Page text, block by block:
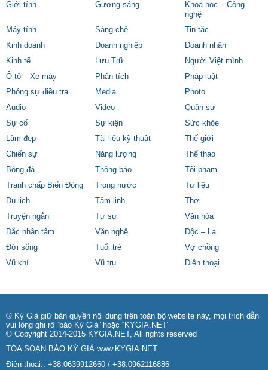
Giới tính
Gương sáng
Khoa học – Công
nghệ
Máy tính
Sáng chế
Tin tặc
Kinh doanh
Doanh nghiệp
Doanh nhân
Kinh tế
Lưu Trữ
Người Việt mình
Ô tô – Xe máy
Phân tích
Pháp luật
Phóng sự điều tra
Media
Photo
Audio
Video
Quân sự
Sự cố
Sự kiện
Sức khỏe
Làm đẹp
Tài liệu kỹ thuật
Thế giới
Chiến sự
Năng lượng
Thể thao
Bóng đá
Thông báo
Tội phạm
Tranh chấp Biển Đông
Trong nước
Tư liệu
Du lịch
Tâm linh
Thơ
Truyện ngắn
Tự sự
Văn hóa
Đắc nhân tâm
Văn nghệ
Độc – Lạ
Đời sống
Tuổi trẻ
Vợ chồng
Vũ khí
Vũ trụ Điện thoại
® Ký Giả giữ bản quyền nội dung trên toàn bộ website này, mọi trích dẫn
vui lòng ghi rõ “báo Ký Giả” hoặc “KYGIA.NET”
© Copyright 2014-2015 KYGIA.NET, All rights reserved
TÒA SOẠN BÁO KÝ GIẢ www.KYGIA.NET
Điện thoại.: +38.0639912660 / +38.0962116886